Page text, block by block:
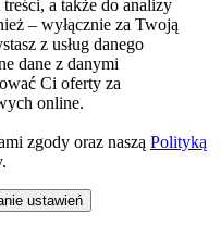
a także do analizy
– wyłącznie za Twoją
z usług danego
dane z danymi
Ci oferty za
online.
zgody oraz naszą Polityką
ustawień